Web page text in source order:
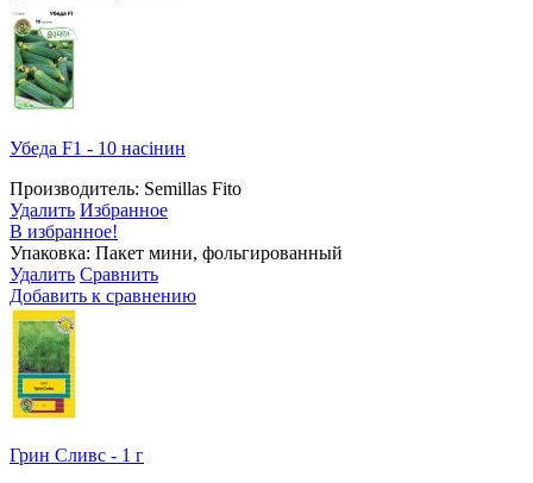
Убеда F1 - 10 насінин
Производитель: Semillas Fito
Удалить Избранное
В избранное!
Упаковка: Пакет мини, фольгированный
Удалить Сравнить
Добавить к сравнению
Грин Сливс - 1 г